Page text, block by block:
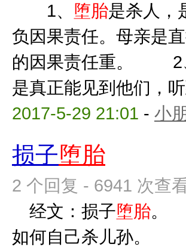
1、 堕胎是杀人，
负因果责任。母亲是
的因果责任重。 2
是真正能见到他们，
2017-5-29 21:01 - 小
损子堕胎
2 个回复 - 6941 次查
经文：损子堕胎。
如何自己杀儿孙。